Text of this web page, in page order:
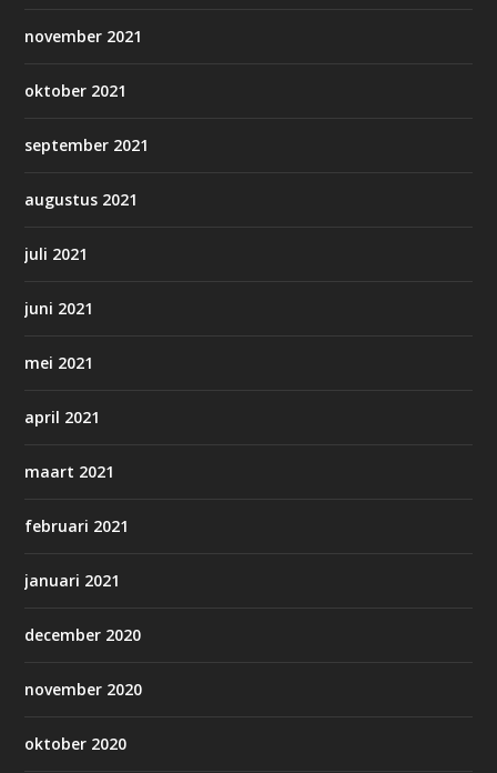
november 2021
oktober 2021
september 2021
augustus 2021
juli 2021
juni 2021
mei 2021
april 2021
maart 2021
februari 2021
januari 2021
december 2020
november 2020
oktober 2020